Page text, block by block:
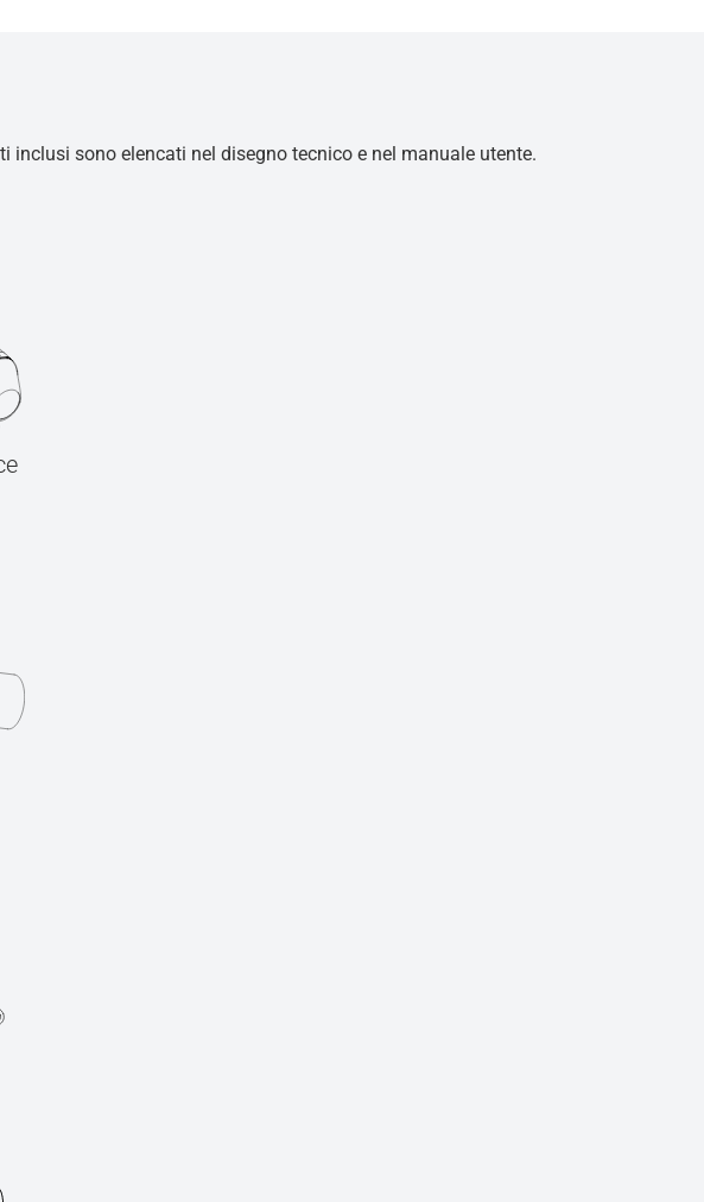
sono elencati nel disegno tecnico e nel manuale utente.